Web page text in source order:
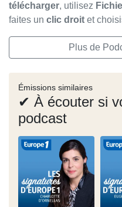
télécharger, utilisez
faites un clic droit et
Plus de
Émissions similaires
✔ À écouter si
podcast